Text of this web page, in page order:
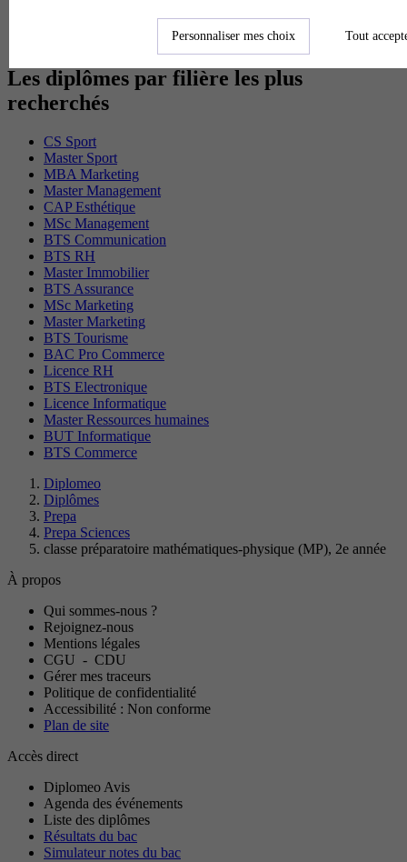
BTS Tpl en alternance
Les diplômes par filière les plus
recherchés
CS Sport
Master Sport
MBA Marketing
Master Management
CAP Esthétique
MSc Management
BTS Communication
BTS RH
Master Immobilier
BTS Assurance
MSc Marketing
Master Marketing
BTS Tourisme
BAC Pro Commerce
Licence RH
BTS Electronique
Licence Informatique
Master Ressources humaines
BUT Informatique
BTS Commerce
Diplomeo
Diplômes
Prepa
Prepa Sciences
classe préparatoire mathématiques-physique (MP), 2e année
À propos
Qui sommes-nous ?
Rejoignez-nous
Mentions légales
CGU - CDU
Gérer mes traceurs
Politique de confidentialité
Accessibilité : Non conforme
Plan de site
Accès direct
Diplomeo Avis
Agenda des événements
Liste des diplômes
Résultats du bac
Simulateur notes du bac
Personnaliser mes choix Tout